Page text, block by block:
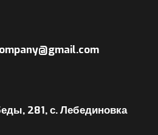
281, с. Лебединовка